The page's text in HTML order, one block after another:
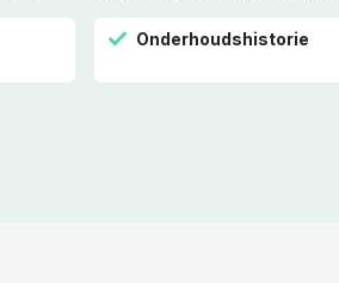
Onderhoudshistorie